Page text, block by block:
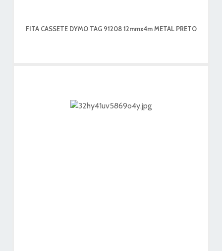
FITA CASSETE DYMO TAG 91208 12mmx4m METAL PRETO